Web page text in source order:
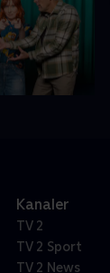
Kanaler
TV 2
TV 2 Sport
TV 2 News